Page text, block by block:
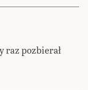
pozbierał